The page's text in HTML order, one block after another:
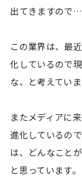
出てきますので
この業界は、最
化しているので
な、と考えていま
またメディアに
進化しているの
は、どんなこと
と思っています。